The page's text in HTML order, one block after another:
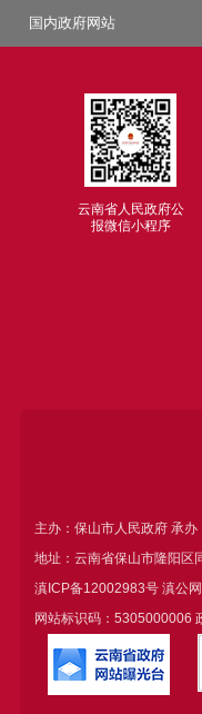
国内政府网站
云南省人民政府公
报微信小程序
主办：保山市人民政府 承
地址：云南省保山市隆阳区
滇ICP备12002983号滇公
网站标识码：5305000006